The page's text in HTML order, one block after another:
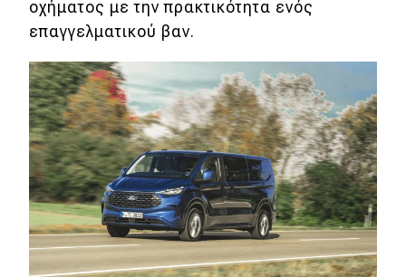
οχήματος με την πρακτικότητα ενός
επαγγελματικού βαν.